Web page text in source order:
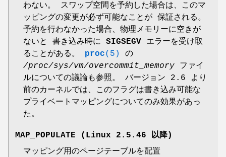
わない。 スワップ空間を予約した場合は、このマ
ッピングの変更が必ず可能なことが 保証される。
予約を行わなかった場合、物理メモリーに空きが
ないと 書き込み時に SIGSEGV エラーを受け取
ることがある。 proc(5)
の
/proc/sys/vm/overcommit_memory ファイ
ルについての議論も参照。 バージョン 2.6 より
前のカーネルでは、このフラグは書き込み可能な
プライベートマッピングについてのみ効果があっ
た。
MAP_POPULATE (Linux 2.5.46 以降)
マッピング用のページテーブルを配置